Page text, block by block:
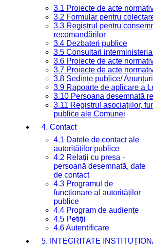
3.1 Proiecte de acte
3.2 Formular pentru
3.3 Registrul pentru
recomandărilor
3.4 Dezbateri publice
3.5 Consultari
3.6 Proiecte de acte
3.7 Proiecte de acte
3.8 Ședințe publice/
3.9 Rapoarte de aplicare a
3.10 Persoana desemnată
3.11 Registrul asociațiilor,
publice ale Comunei
4. Contact
4.1 Datele de contact ale
autorităților publice
4.2 Relații cu presa -
persoană desemnată, date
de contact
4.3 Programul de
funcționare al autorităților
publice
4.4 Program de audiențe
4.5 Petiții
4.6 Autentificare
5. INTEGRITATE